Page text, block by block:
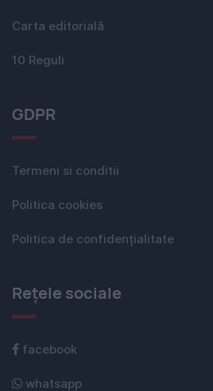
Carta editorială
10 Reguli
GDPR
Termeni si conditii
Politica cookies
Politica de confidențialitate
Rețele sociale
facebook
whatsapp